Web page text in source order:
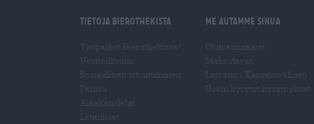
Tietoja Bierothekista Me autamme sinua